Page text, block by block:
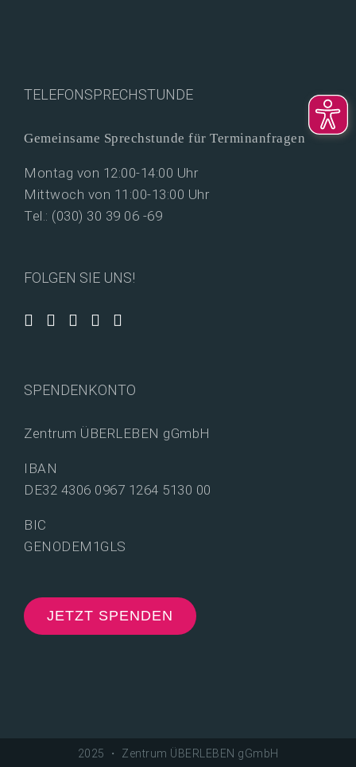
TELEFONSPRECHSTUNDE
Gemeinsame Sprechstunde für Terminanfragen
Montag von 12:00-14:00 Uhr
Mittwoch von 11:00-13:00 Uhr
Tel.: (030) 30 39 06 -69
FOLGEN SIE UNS!
SPENDENKONTO
Zentrum ÜBERLEBEN gGmbH
IBAN
DE32 4306 0967 1264 5130 00
BIC
GENODEM1GLS
JETZT SPENDEN
2025 ・ Zentrum ÜBERLEBEN gGmbH